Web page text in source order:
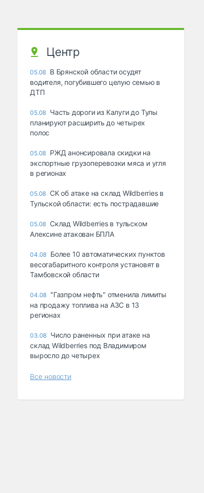
Центр
05.08 В Брянской области осудят
водителя, погубившего целую семью в
ДТП
05.08 Часть дороги из Калуги до Тулы
планируют расширить до четырех
полос
05.08 РЖД анонсировала скидки на
экспортные грузоперевозки мяса и угля
в регионах
05.08 СК об атаке на склад Wildberries в
Тульской области: есть пострадавшие
05.08 Склад Wildberries в тульском
Алексине атакован БПЛА
04.08 Более 10 автоматических пунктов
весогабаритного контроля установят в
Тамбовской области
04.08 "Газпром нефть" отменила лимиты
на продажу топлива на АЗС в 13
регионах
03.08 Число раненных при атаке на
склад Wildberries под Владимиром
выросло до четырех
Все новости